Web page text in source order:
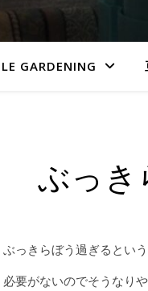
GARDENING
ぶっき
っきらぼう過ぎるという
要がないのでそうなり